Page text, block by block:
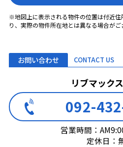
※地図上に表示される物件の位置は付近
り、実際の物件所在地とは異なる場合がご
お問い合わせ CONTACT US
リブマック
092-
営業時間：
定休日：